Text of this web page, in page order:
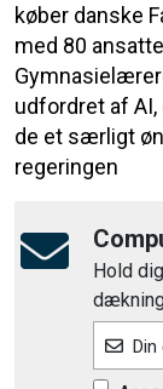
køber danske
med 80
udfordret af AI,
de et særligt
regeringen
Hold
Din